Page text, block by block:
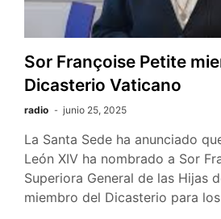
Sor Françoise Petite
Dicasterio Vaticano
radio junio 25, 2025
La Santa Sede ha anunciado
León XIV ha nombrado a Sor
Superiora General de las Hijas
miembro del Dicasterio para